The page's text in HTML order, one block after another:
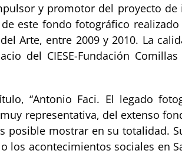
y promotor del proyecto de
este fondo fotográfico realizado
Arte, entre 2009 y 2010. La
del CIESE-Fundación Comillas
“Antonio Faci. El legado
representativa, del extenso
posible mostrar en su totalidad.
los acontecimientos sociales en